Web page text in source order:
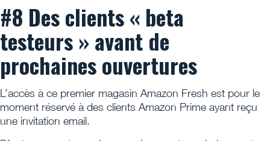
#8 Des clients « beta
testeurs » avant de
prochaines ouvertures
L’accès à ce premier magasin Amazon Fresh est pour le
moment réservé à des clients Amazon Prime ayant reçu
une invitation email.